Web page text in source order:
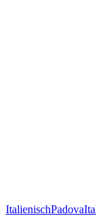
ItalienischPadova